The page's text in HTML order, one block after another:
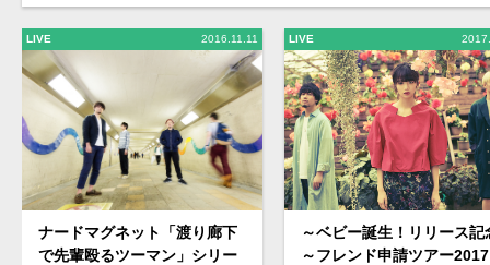
LIVE 2016.11.11
ナードマグネット「渡り廊下
で先輩殴るツーマン」シリー
LIVE
～ベビー誕生！リリース記
～フレンド申請ツアー2017